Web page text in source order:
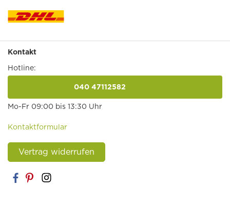
Kontakt
Hotline:
040 47112582
Mo-Fr 09:00 bis 13:30 Uhr
Kontaktformular
Vertrag widerrufen